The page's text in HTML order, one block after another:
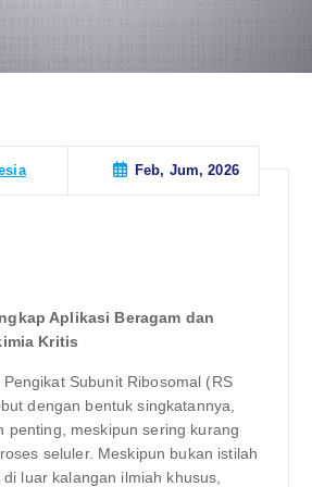
Feb, Jum, 2026
Aplikasi Beragam dan
Kritis
Subunit Ribosomal (RS
dengan bentuk singkatannya,
penting, meskipun sering kurang
seluler. Meskipun bukan istilah
luar kalangan ilmiah khusus,